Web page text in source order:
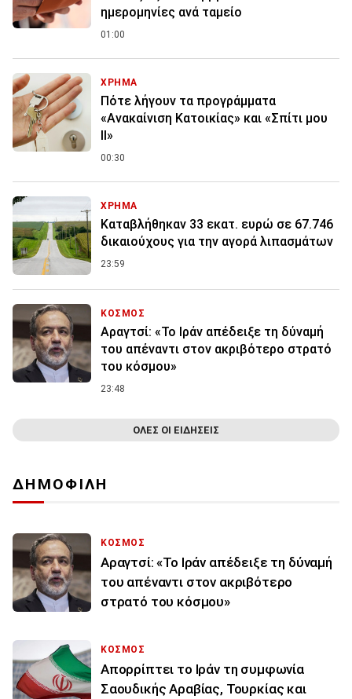
ημερομηνίες ανά ταμείο
01:00
ΧΡΗΜΑ
Πότε λήγουν τα προγράμματα
«Ανακαίνιση Κατοικίας» και «Σπίτι μου
ΙΙ»
00:30
ΧΡΗΜΑ
Καταβλήθηκαν 33 εκατ. ευρώ σε 67.746
δικαιούχους για την αγορά λιπασμάτων
23:59
ΚΟΣΜΟΣ
Αραγτσί: «Το Ιράν απέδειξε τη δύναμή
του απέναντι στον ακριβότερο στρατό
του κόσμου»
23:48
ΟΛΕΣ ΟΙ ΕΙΔΗΣΕΙΣ
ΔΗΜΟΦΙΛΗ
ΚΟΣΜΟΣ
Αραγτσί: «Το Ιράν απέδειξε τη δύναμή
του απέναντι στον ακριβότερο
στρατό του κόσμου»
ΚΟΣΜΟΣ
Απορρίπτει το Ιράν τη συμφωνία
Σαουδικής Αραβίας, Τουρκίας και